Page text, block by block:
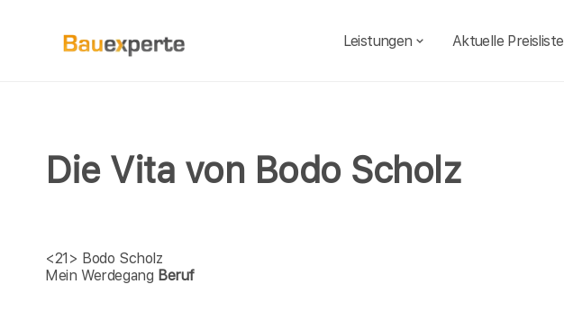
Leistungen Aktuelle Preisliste
Die Vita von Bodo Scholz
<21> Bodo Scholz
Mein Werdegang Beruf